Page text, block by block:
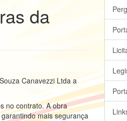
da
Canavezzi Ltda a
no contrato. A obra
mais segurança